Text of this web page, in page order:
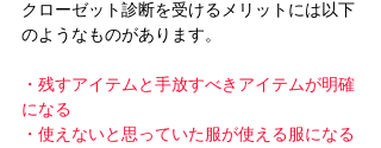
クローゼット診断を受けるメリットには以下
のようなものがあります。
・残すアイテムと手放すべきアイテムが明確
になる
・使えないと思っていた服が使える服になる